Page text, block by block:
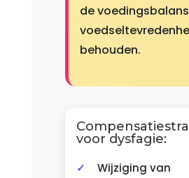
de
behouden.
voor dysfagie:
Wijziging van